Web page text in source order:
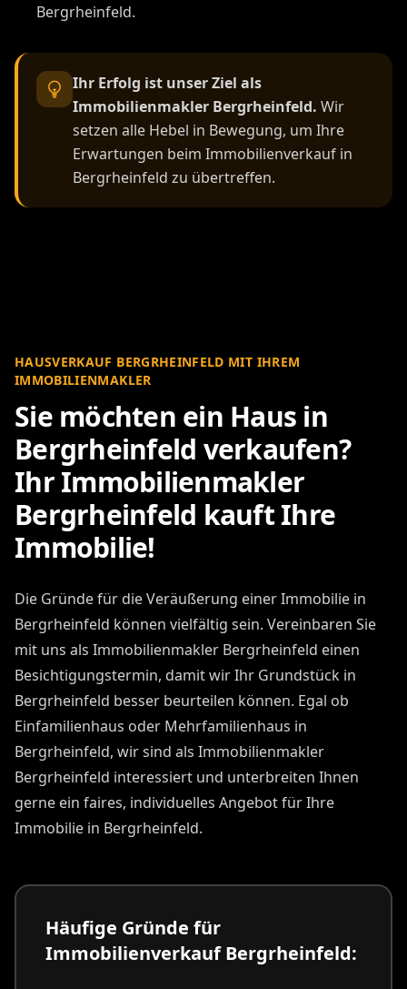
Bergrheinfeld.
Ihr Erfolg ist unser Ziel als
Immobilienmakler Bergrheinfeld. Wir
setzen alle Hebel in Bewegung, um Ihre
Erwartungen beim Immobilienverkauf in
Bergrheinfeld zu übertreffen.
HAUSVERKAUF BERGRHEINFELD MIT IHREM
IMMOBILIENMAKLER
Sie möchten ein Haus in
Bergrheinfeld verkaufen?
Ihr Immobilienmakler
Bergrheinfeld kauft Ihre
Immobilie!
Die Gründe für die Veräußerung einer Immobilie in
Bergrheinfeld können vielfältig sein. Vereinbaren Sie
mit uns als Immobilienmakler Bergrheinfeld einen
Besichtigungstermin, damit wir Ihr Grundstück in
Bergrheinfeld besser beurteilen können. Egal ob
Einfamilienhaus oder Mehrfamilienhaus in
Bergrheinfeld, wir sind als Immobilienmakler
Bergrheinfeld interessiert und unterbreiten Ihnen
gerne ein faires, individuelles Angebot für Ihre
Immobilie in Bergrheinfeld.
Häufige Gründe für
Immobilienverkauf Bergrheinfeld: